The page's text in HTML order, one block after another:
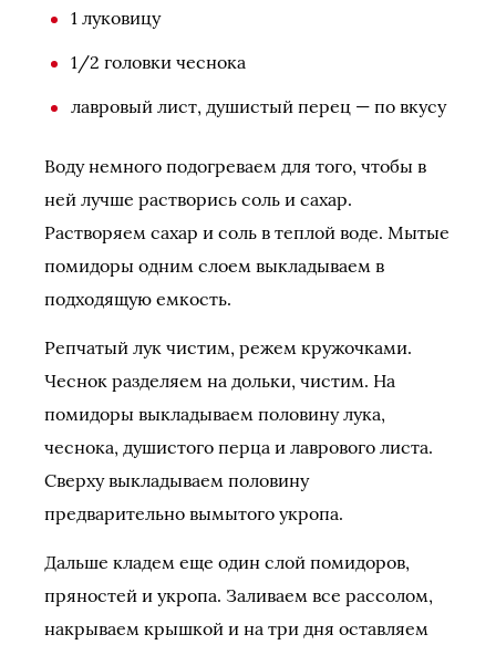
1 луковицу
1/2 головки чеснока
лавровый лист, душистый перец — по вкусу
Воду немного подогреваем для того, чтобы в
ней лучше растворись соль и сахар.
Растворяем сахар и соль в теплой воде. Мытые
помидоры одним слоем выкладываем в
подходящую емкость.
Репчатый лук чистим, режем кружочками.
Чеснок разделяем на дольки, чистим. На
помидоры выкладываем половину лука,
чеснока, душистого перца и лаврового листа.
Сверху выкладываем половину
предварительно вымытого укропа.
Дальше кладем еще один слой помидоров,
пряностей и укропа. Заливаем все рассолом,
накрываем крышкой и на три дня оставляем